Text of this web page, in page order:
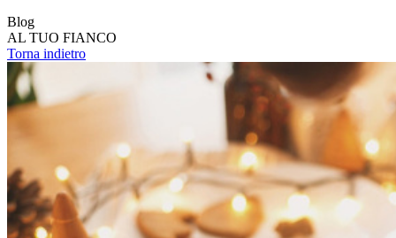
Blog
AL TUO FIANCO
Torna indietro